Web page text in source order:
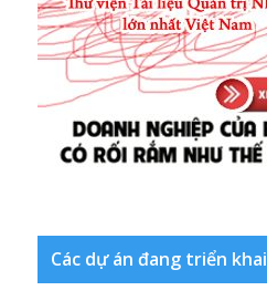
Các dự án đang triển khai